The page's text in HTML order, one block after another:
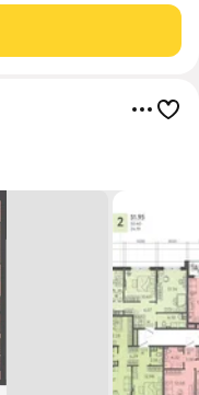
три школы, два